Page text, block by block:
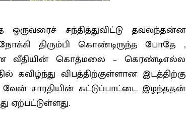
சந்தித்துவிட்டு தவலந்தன்ன
திரும்பி கொண்டிருந்த போதே ,
வீதியின் கொத்மலை – கெரண்டிஎல்ல
விபத்திற்குள்ளான இடத்திற்கு
வேன் சாரதியின் கட்டுப்பாட்டை இழந்ததன்
ஏற்பட்டுள்ளது.